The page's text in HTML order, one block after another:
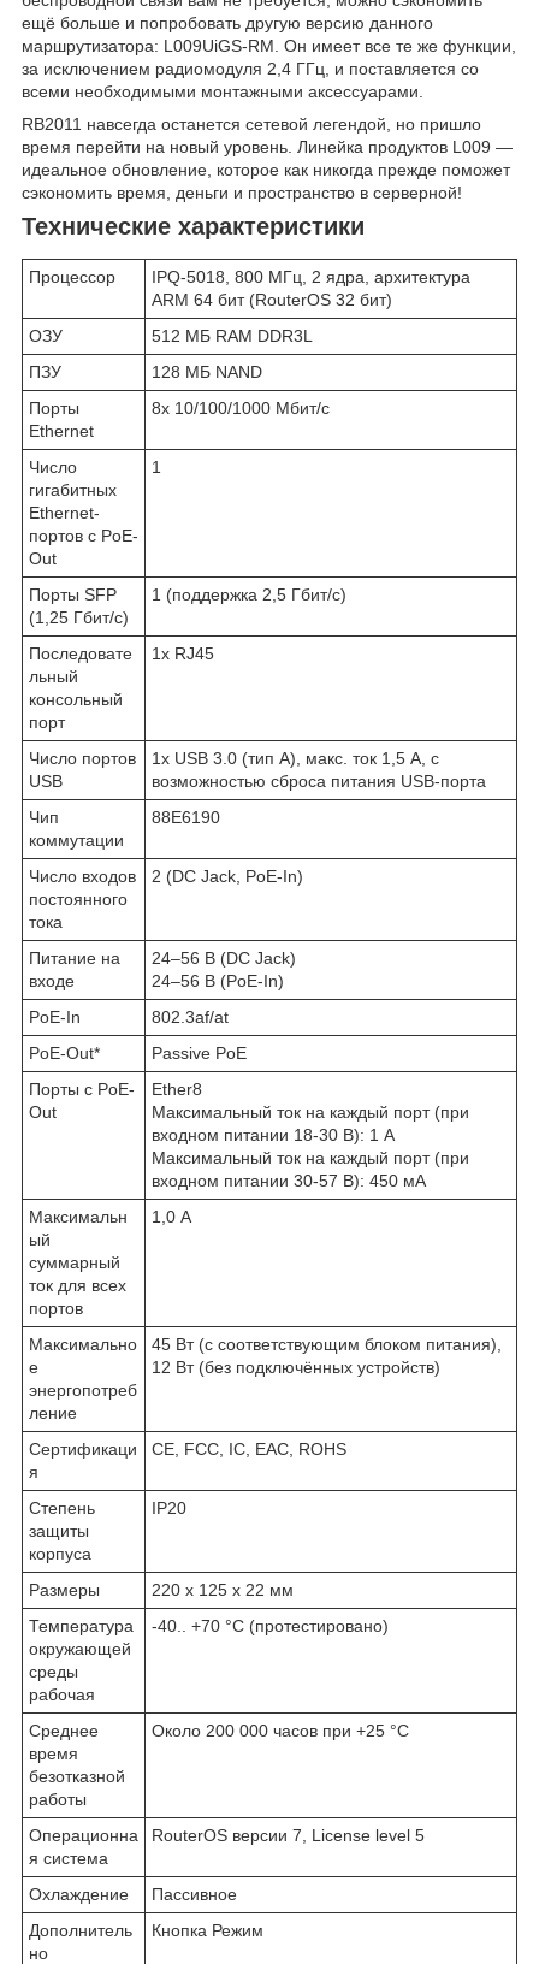
ещё больше и попробовать другую версию данного
маршрутизатора: L009UiGS-RM. Он имеет все те же функции,
за исключением радиомодуля 2,4 ГГц, и поставляется со
всеми необходимыми монтажными аксессуарами.
RB2011 навсегда останется сетевой легендой, но пришло
время перейти на новый уровень. Линейка продуктов L009 —
идеальное обновление, которое как никогда прежде поможет
сэкономить время, деньги и пространство в серверной!
Технические характеристики
Процессор
IPQ-5018, 800 MГц, 2 ядра, архитектура
ARM 64 бит (RouterOS 32 бит)
ОЗУ
512 МБ RAM DDR3L
ПЗУ
128 МБ NAND
Порты
Ethernet
8х 10/100/1000 Мбит/с
Число
гигабитных
Ethernet-
портов с PoE-
Out
1
Порты SFP
(1,25 Гбит/с)
1 (поддержка 2,5 Гбит/с)
Последовате
льный
консольный
порт
1х RJ45
Число портов
USB
1х USB 3.0 (тип A), макс. ток 1,5 A, с
возможностью сброса питания USB-порта
Чип
коммутации
88E6190
Число входов
постоянного
тока
2 (DC Jack, PoE-In)
Питание на
входе
24–56 В (DC Jack)
24–56 В (PoE-In)
PoE-In
802.3af/at
PoE-Out*
Passive PoE
Порты с PoE-
Out
Ether8
Максимальный ток на каждый порт (при
входном питании 18-30 В): 1 А
Максимальный ток на каждый порт (при
входном питании 30-57 В): 450 мА
Максимальн
ый
суммарный
ток для всех
портов
1,0 А
Максимально
е
энергопотреб
ление
45 Вт (с соответствующим блоком питания),
12 Вт (без подключённых устройств)
Сертификаци
я
CE, FCC, IC, EAC, ROHS
Степень
защиты
корпуса
IP20
Размеры
220 x 125 x 22 мм
Температура
окружающей
среды
рабочая
-40.. +70 °C (протестировано)
Среднее
время
безотказной
работы
Около 200 000 часов при +25 °C
Операционна
я система
RouterOS версии 7, License level 5
Охлаждение
Пассивное
Дополнитель
но
Кнопка Режим